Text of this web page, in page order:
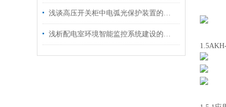
浅谈高压开关柜中电弧光保护装置的应用
浅析配电室环境智能监控系统建设的探索与实践